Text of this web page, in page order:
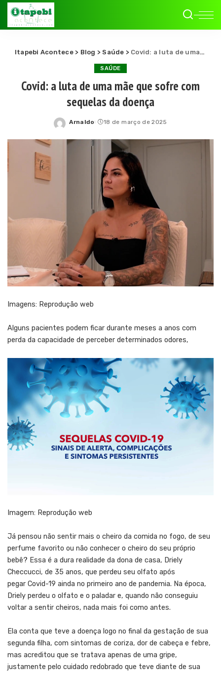
Itapebi Acontece> Blog >Saúde > Covid: a luta de uma mãe que sofre com sequelas da doença
SAÚDE
Covid: a luta de uma mãe que sofre com
sequelas da doença
Posted
Arnaldo 18 de março de 2025
Imagens: Reprodução web
Alguns pacientes podem ficar durante meses a anos com
perda da capacidade de perceber determinados odores,
Imagem: Reprodução web
Já pensou não sentir mais o cheiro da comida no fogo, de seu
perfume favorito ou não conhecer o cheiro do seu próprio
bebê? Essa é a dura realidade da dona de casa, Driely
Checcucci, de 35 anos, que perdeu seu olfato após
pegar Covid-19 ainda no primeiro ano de pandemia. Na época,
Driely perdeu o olfato e o paladar e, quando não conseguiu
voltar a sentir cheiros, nada mais foi como antes.
Ela conta que teve a doença logo no final da gestação de sua
segunda filha, com sintomas de coriza, dor de cabeça e febre,
mas acreditou que se tratava apenas de uma gripe,
justamente pelo cuidado redobrado que teve diante de sua